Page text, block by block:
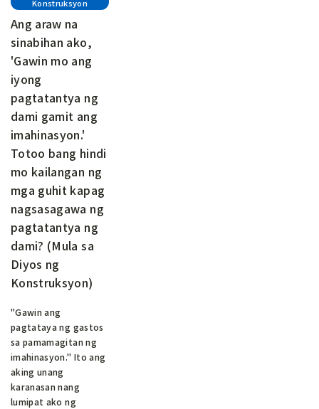
Konstruksyon
Ang araw na
sinabihan ako,
'Gawin mo ang
iyong
pagtatantya ng
dami gamit ang
imahinasyon.'
Totoo bang hindi
mo kailangan ng
mga guhit kapag
nagsasagawa ng
pagtatantya ng
dami? (Mula sa
Diyos ng
Konstruksyon)
"Gawin ang
pagtataya ng gastos
sa pamamagitan ng
imahinasyon." Ito ang
aking unang
karanasan nang
lumipat ako ng